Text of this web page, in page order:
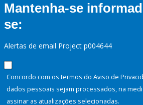
Mantenha-se
se:
Alertas de email Project p004644
Concordo com os termos do Aviso de
dados pessoais sejam processados, na
assinar as atualizações selecionadas.